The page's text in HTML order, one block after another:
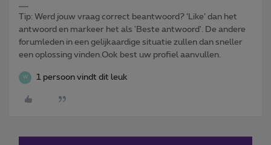
Tip: Werd jouw vraag correct beantwoord? ‘Like’ dan het
antwoord en markeer het als 'Beste antwoord'. De andere
forumleden in een gelijkaardige situatie zullen dan sneller
een oplossing vinden.Ook best uw profiel aanvullen.
W 1 persoon vindt dit leuk